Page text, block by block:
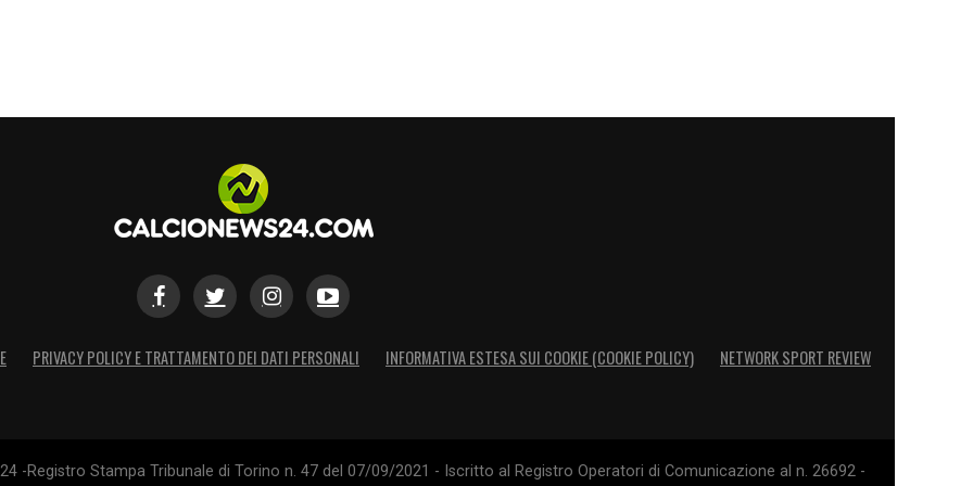
PRIVACY POLICY E TRATTAMENTO DEI DATI PERSONALI INFORMATIVA ESTESA SUI COOKIE (COOKIE POLICY) NETWORK SPORT REVIEW
-Registro Stampa Tribunale di Torino n. 47 del 07/09/2021 - Iscritto al Registro Operatori di Comunicazione al n. 26692 -